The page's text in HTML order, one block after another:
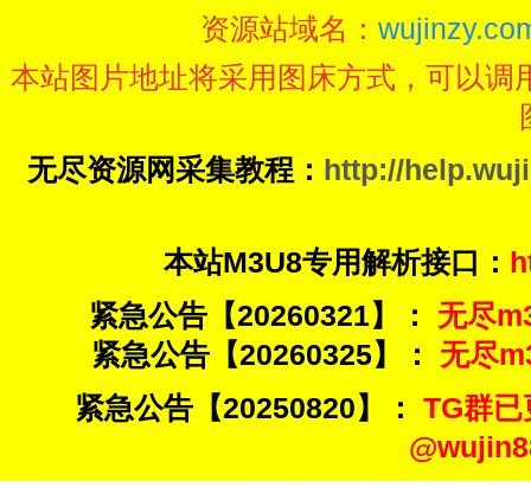
资源站域名：
本站图片地址将采用图床方式，可以
无尽资源网采集教程： http://
本站M3U8专用解析接口：
紧急公告【20260321】：
无尽
紧急公告【20260325】：
无尽
紧急公告【20250820】：
TG群